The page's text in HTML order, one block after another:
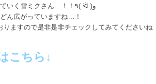
今や冬に留まらず、北海道を全力で応援していく雪ミクさん…！！٩( ᐛ )و
ん広がっていますね…！
りますので是非是非チェックしてみてくださいね
こちら↓